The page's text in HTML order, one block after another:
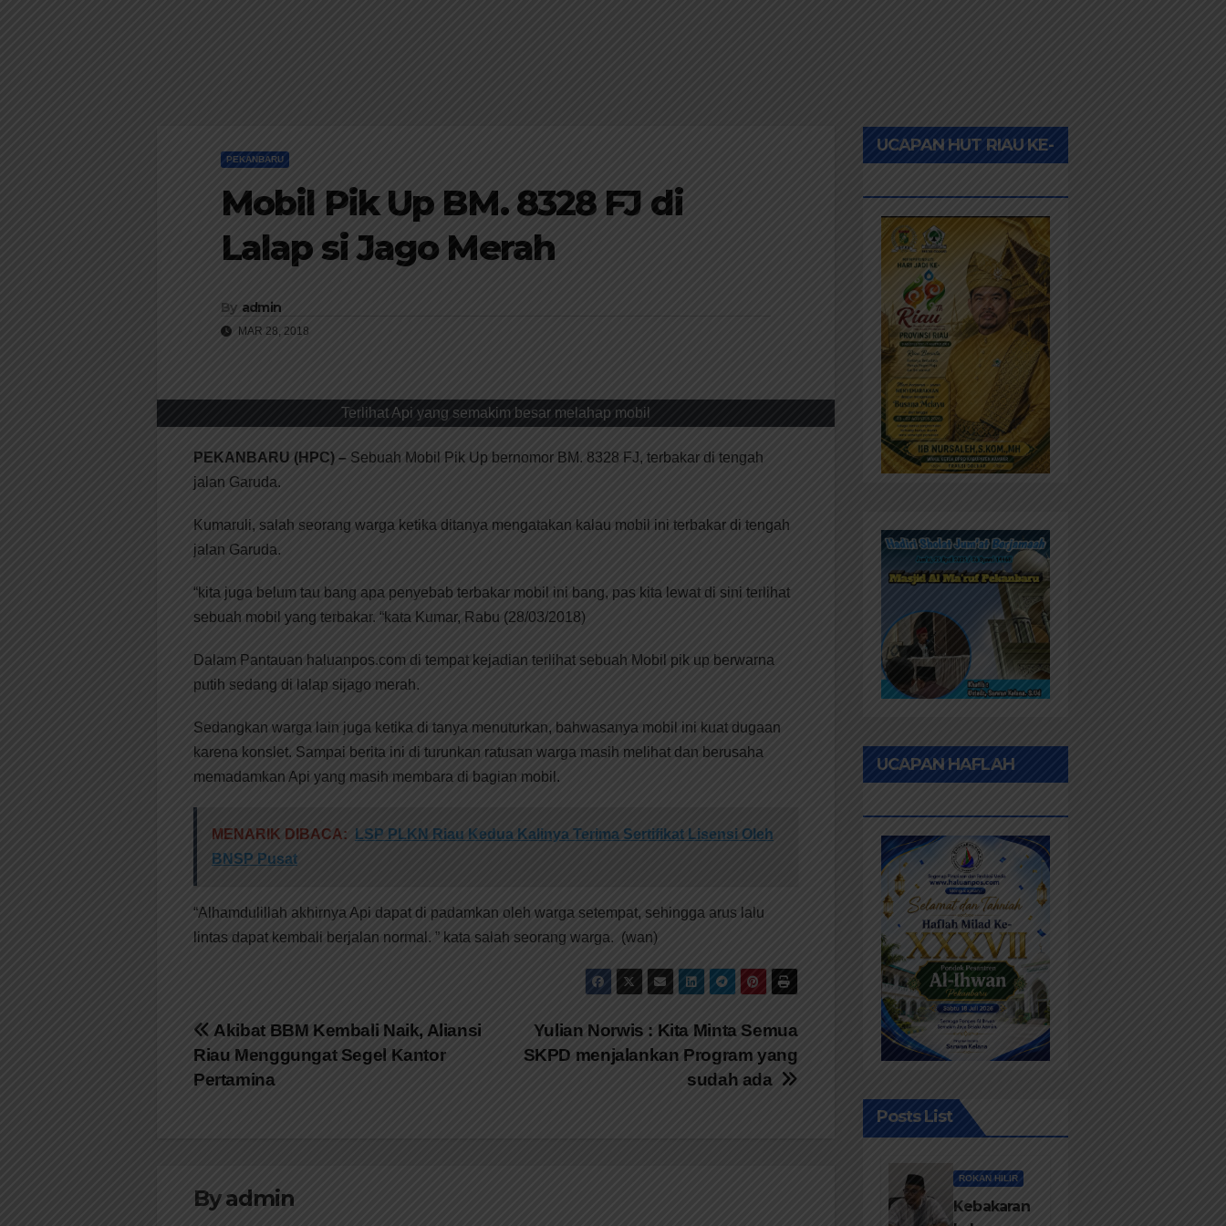
PEKANBARU
Mobil Pik Up BM. 8328 FJ di
Lalap si Jago Merah
By admin
MAR 28, 2018
Terlihat Api yang semakim besar melahap mobil
PEKANBARU (HPC) – Sebuah Mobil Pik Up bernomor BM. 8328 FJ, terbakar di tengah
jalan Garuda.
Kumaruli, salah seorang warga ketika ditanya mengatakan kalau mobil ini terbakar di tengah
jalan Garuda.
“kita juga belum tau bang apa penyebab terbakar mobil ini bang, pas kita lewat di sini terlihat
sebuah mobil yang terbakar. “kata Kumar, Rabu (28/03/2018)
Dalam Pantauan haluanpos.com di tempat kejadian terlihat sebuah Mobil pik up berwarna
putih sedang di lalap sijago merah.
Sedangkan warga lain juga ketika di tanya menuturkan, bahwasanya mobil ini kuat dugaan
karena konslet. Sampai berita ini di turunkan ratusan warga masih melihat dan berusaha
memadamkan Api yang masih membara di bagian mobil.
MENARIK DIBACA:
LSP PLKN Riau Kedua Kalinya Terima Sertifikat Lisensi Oleh
BNSP Pusat
“Alhamdulillah akhirnya Api dapat di padamkan oleh warga setempat, sehingga arus lalu
lintas dapat kembali berjalan normal. ” kata salah seorang warga. (wan)
Navigasi
pos
Yulian Norwis : Kita Minta Semua
SKPD menjalankan Program yang
sudah ada
Akibat BBM Kembali Naik, Aliansi
Riau Menggungat Segel Kantor
Pertamina
Byadmin
UCAPAN HUT RIAU KE-
UCAPAN HAFLAH
Posts List
ROKAN HILIR
Kebakaran